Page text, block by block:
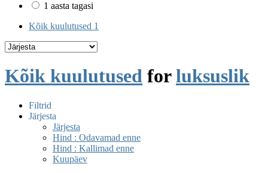
1 aasta tagasi
Kõik kuulutused 1
Kõik kuulutused forluksuslik
Filtrid
Järjesta
Järjesta
Hind : Odavamad enne
Hind : Kallimad enne
Kuupäev